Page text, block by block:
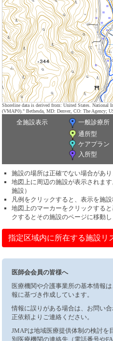
Shoreline data is derived from: United States. National
(VMAP0)." Bethesda, MD: Denver, CO: The Agency;
全施設表示 一般診療所
通所型
ケアプラン
入所型
施設の場所は正確でない場合があり
地図上に周辺の施設が表示されま
施設）
凡例をクリックすると、表示を施
地図上のマーカーをクリックする
クするとその施設のページに移動し
指定区域内に所在する施設リ
医師会会員の皆様へ
医療機関や介護事業所の基本情報
報に基づき作成しています。
情報に誤りがある場合は、お問い
正依頼よりご連絡ください。
JMAPは地域医療提供体制の検討を
別医療機関の連絡先（電話番号や